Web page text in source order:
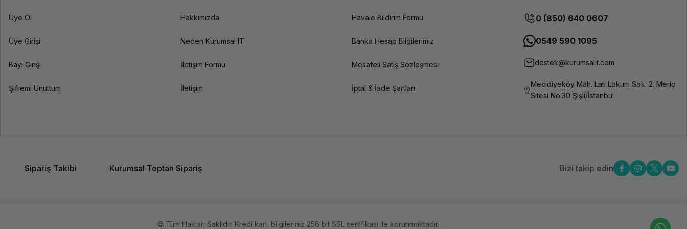
Üye Ol
Üye Girişi
Bayi Girişi
Şifremi Unuttum
Hakkımızda
Neden Kurumsal IT
İletişim Formu
İletişim
Havale Bildirim Formu
Banka Hesap Bilgilerimiz
Mesafeli Satış Sözleşmesi
İptal & İade Şartları
0 (850) 640 0607
0549 590 1095
destek@kurumsalit.com
Mecidiyeköy Mah. Lati Lokum Sok. 2. Meriç
Sitesi No:30 Şişli/İstanbul
Sipariş Takibi Kurumsal Toptan Sipariş Bizi takip edin
© Tüm Hakları Saklıdır. Kredi kartı bilgileriniz 256 bit SSL sertifikası ile korunmaktadır.